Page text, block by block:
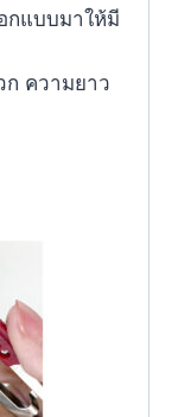
กแบบมาให้มี
ก ความยาว